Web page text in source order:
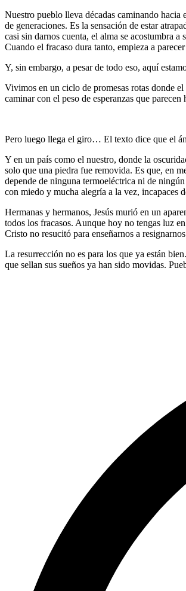
Nuestro pueblo lleva décadas caminando hacia
de generaciones. Es la sensación de estar
casi sin darnos cuenta, el alma se acostumbra
Cuando el fracaso dura tanto, empieza a
Y, sin embargo, a pesar de todo eso, aquí
Vivimos en un ciclo de promesas rotas donde
caminar con el peso de esperanzas que
Pero luego llega el giro… El texto dice que el
Y en un país como el nuestro, donde la
solo que una piedra fue removida. Es que, en
depende de ninguna termoeléctrica ni de
con miedo y mucha alegría a la vez, incapaces
Hermanas y hermanos, Jesús murió en un
todos los fracasos. Aunque hoy no tengas luz
Cristo no resucitó para enseñarnos a
La resurrección no es para los que ya están
que sellan sus sueños ya han sido movidas.